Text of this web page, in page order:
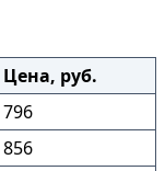
Цена, руб.
796
856